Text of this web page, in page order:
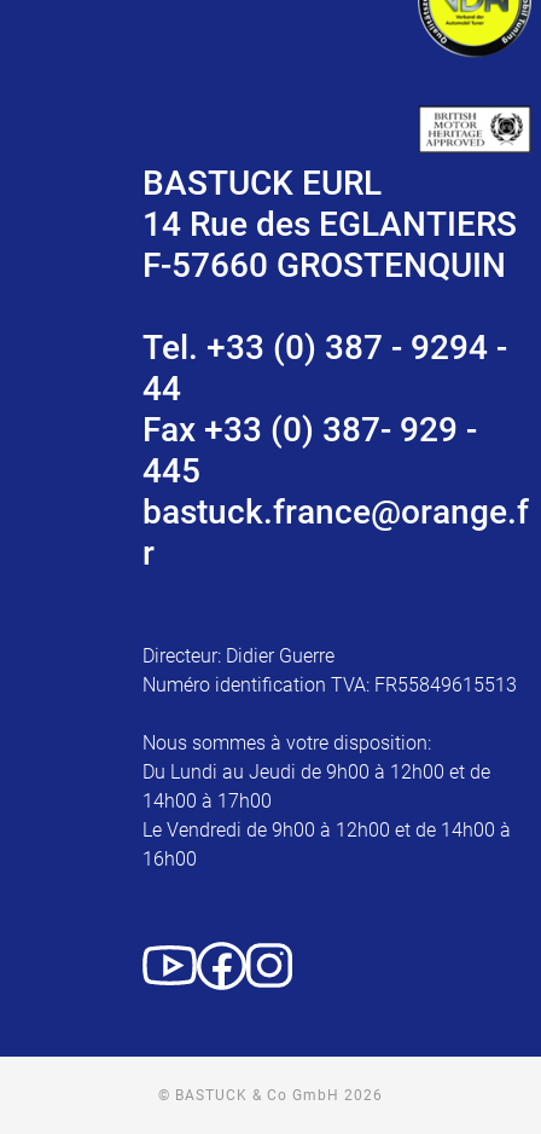
BASTUCK EURL
14 Rue des EGLANTIERS
F-57660 GROSTENQUIN
Tel. +33 (0) 387 - 9294 -
44
Fax +33 (0) 387- 929 -
445
bastuck.france@orange.f
r
Directeur: Didier Guerre
Numéro identification TVA: FR55849615513
Nous sommes à votre disposition:
Du Lundi au Jeudi de 9h00 à 12h00 et de
14h00 à 17h00
Le Vendredi de 9h00 à 12h00 et de 14h00 à
16h00
© BASTUCK & Co GmbH 2026